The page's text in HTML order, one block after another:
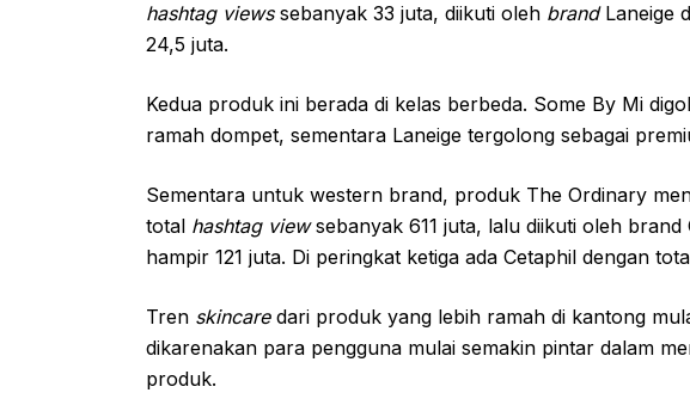
hashtag viewssebanyak 33 juta, diikuti oleh brandLaneige
24,5 juta.
Kedua produk ini berada di kelas berbeda. Some By Mi
ramah dompet, sementara Laneige tergolong sebagai
Sementara untuk western brand, produk The Ordinary
total hashtag viewsebanyak 611 juta, lalu diikuti oleh brand
hampir 121 juta. Di peringkat ketiga ada Cetaphil dengan
Tren skincaredari produk yang lebih ramah di kantong
dikarenakan para pengguna mulai semakin pintar dalam
produk.